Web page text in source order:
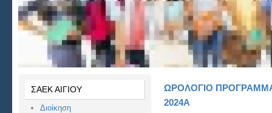
ΣΑΕΚ ΑΙΓΙΟΥ
Διοίκηση
ΩΡΟΛΟΓΙΟ
2024Α